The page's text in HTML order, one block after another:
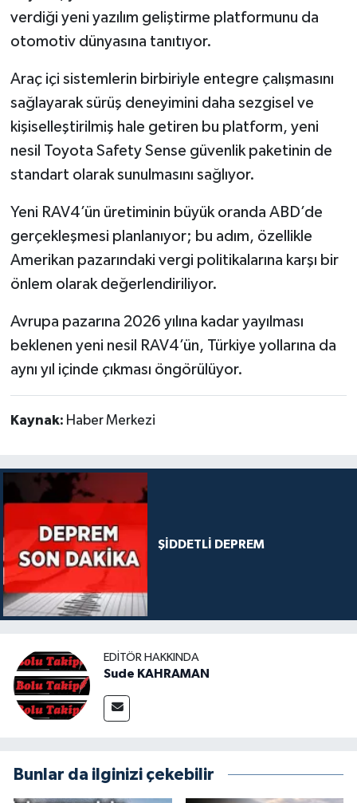
verdiği yeni yazılım geliştirme platformunu da
otomotiv dünyasına tanıtıyor.
Araç içi sistemlerin birbiriyle entegre çalışmasını
sağlayarak sürüş deneyimini daha sezgisel ve
kişiselleştirilmiş hale getiren bu platform, yeni
nesil Toyota Safety Sense güvenlik paketinin de
standart olarak sunulmasını sağlıyor.
Yeni RAV4’ün üretiminin büyük oranda ABD’de
gerçekleşmesi planlanıyor; bu adım, özellikle
Amerikan pazarındaki vergi politikalarına karşı bir
önlem olarak değerlendiriliyor.
Avrupa pazarına 2026 yılına kadar yayılması
beklenen yeni nesil RAV4’ün, Türkiye yollarına da
aynı yıl içinde çıkması öngörülüyor.
Kaynak: Haber Merkezi
ŞİDDETLİ DEPREM
EDITÖR HAKKINDA
Sude KAHRAMAN
Bunlar da ilginizi çekebilir